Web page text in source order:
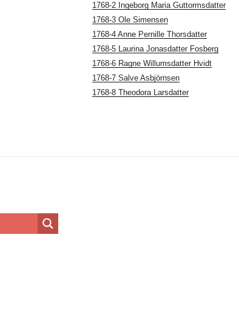
1768-2 Ingeborg Maria Guttormsdatter
1768-3 Ole Simensen
1768-4 Anne Pernille Thorsdatter
1768-5 Laurina Jonasdatter Fosberg
1768-6 Ragne Willumsdatter Hvidt
1768-7 Salve Asbjörnsen
1768-8 Theodora Larsdatter